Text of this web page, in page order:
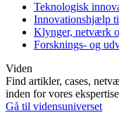
Teknologisk
Innovationshjælp
Klynger, netværk
Forsknings- og
Viden
Find artikler, cases,
inden for vores
Gå til vidensuniverset